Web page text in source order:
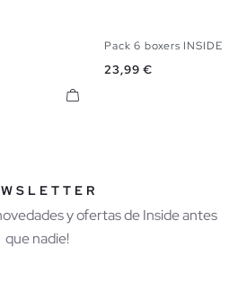
Pack 6 boxers INSIDE
Precio
23,99 €
y ofertas de Inside antes
que nadie!